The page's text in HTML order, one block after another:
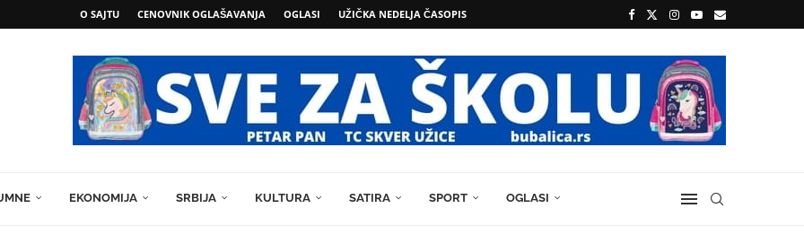
O SAJTU CENOVNIK OGLAŠAVANJA OGLASI UŽIČKA NEDELJA ČASOPIS
EKONOMIJA SRBIJA KULTURA SATIRA SPORT OGLASI